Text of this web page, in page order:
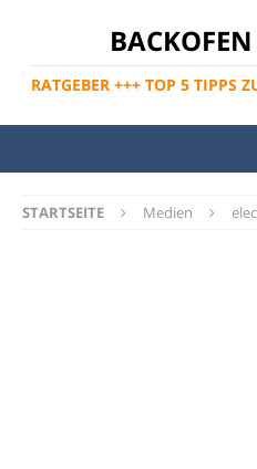
RATGEBER +++ TOP 5 TIPPS
STARTSEITE Medien